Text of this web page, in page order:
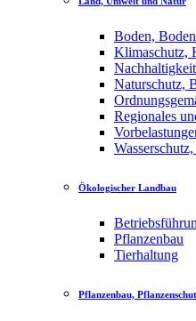
Boden,
Klimaschutz,
Nachhaltigkeit
Naturschutz,
Regionales
Ökologischer Landbau
Pflanzenbau
Tierhaltung
Pflanzenbau,